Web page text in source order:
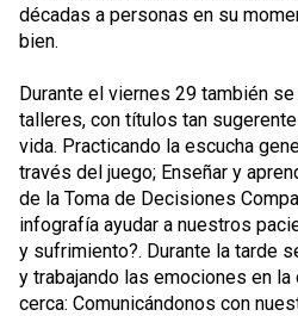
décadas a personas en su
bien.
Durante el viernes 29 también
talleres, con títulos tan
vida. Practicando la escucha
través del juego; Enseñar y
de la Toma de Decisiones
infografía ayudar a nuestros
y sufrimiento?. Durante la tarde
y trabajando las emociones en la
cerca: Comunicándonos con